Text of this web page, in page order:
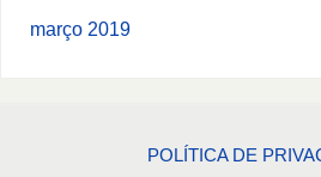
março 2019
POLÍTICA DE